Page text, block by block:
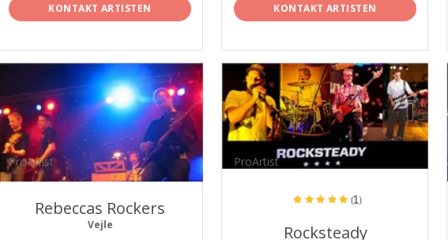
KONTAKT ARTISTEN KONTAKT ARTISTEN
ProArtist
Rebeccas Rockers
Vejle
ProArtist
(1)
Rocksteady